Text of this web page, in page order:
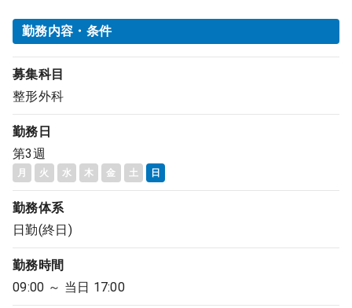
勤務内容・条件
募集科目
整形外科
勤務日
第3週
月 火 水 木 金 土 日
勤務体系
日勤(終日)
勤務時間
09:00 ～ 当日 17:00